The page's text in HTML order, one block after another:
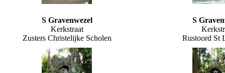
S Gravenwezel
Kerkstraat
Zusters Christelijke Scholen
S
Rustoord St